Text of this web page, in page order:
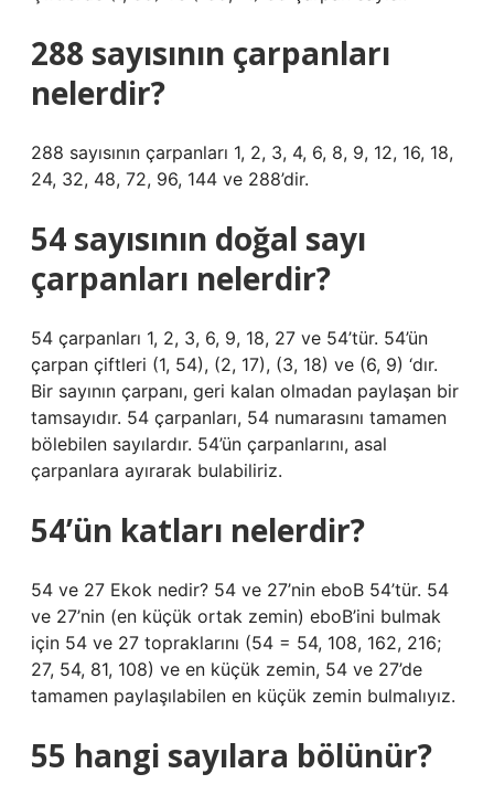
288 sayısının çarpanları
nelerdir?
288 sayısının çarpanları 1, 2, 3, 4, 6, 8, 9, 12, 16, 18,
24, 32, 48, 72, 96, 144 ve 288’dir.
54 sayısının doğal sayı
çarpanları nelerdir?
54 çarpanları 1, 2, 3, 6, 9, 18, 27 ve 54’tür. 54’ün
çarpan çiftleri (1, 54), (2, 17), (3, 18) ve (6, 9) ‘dır.
Bir sayının çarpanı, geri kalan olmadan paylaşan bir
tamsayıdır. 54 çarpanları, 54 numarasını tamamen
bölebilen sayılardır. 54’ün çarpanlarını, asal
çarpanlara ayırarak bulabiliriz.
54’ün katları nelerdir?
54 ve 27 Ekok nedir? 54 ve 27’nin eboB 54’tür. 54
ve 27’nin (en küçük ortak zemin) eboB’ini bulmak
için 54 ve 27 topraklarını (54 = 54, 108, 162, 216;
27, 54, 81, 108) ve en küçük zemin, 54 ve 27’de
tamamen paylaşılabilen en küçük zemin bulmalıyız.
55 hangi sayılara bölünür?